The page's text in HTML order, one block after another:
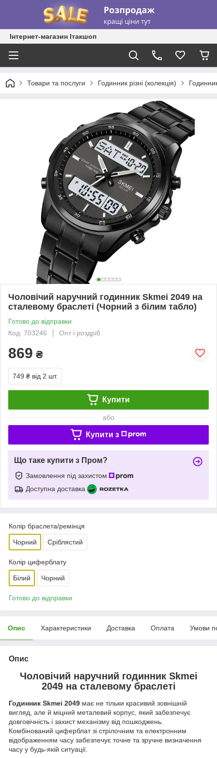
Інтернет-магазин Ітакшоп
Товари та послуги Годинник різні (колекція)
Чоловічий наручний годинник Skmei 2049 на
сталевому браслеті (Чорний з білим табло)
Готово до відправки
Код: 703246
Опт і роздріб
869 ₴
749 ₴ від 2 шт.
Купити
або
Купити з
Що таке купити з Пром?
Замовлення під захистом
Доступна доставка
Колір браслета/ремінця
Чорний Сріблястий
Колір циферблату
Білий Чорний
Готово до відправки
Опис Характеристики Доставка Оплата Умови
Опис
Чоловічий наручний годинник Skmei
2049 на сталевому браслеті
Годинник Skmei 2049 має не тільки красивий зовнішній
вигляд, але й міцний металевий корпус, який забезпечує
довговічність і захист механізму від пошкоджень.
Комбінований циферблат зі стрілочним та електронним
відображенням часу забезпечує точне та зручне визначення
часу у будь-якій ситуації.